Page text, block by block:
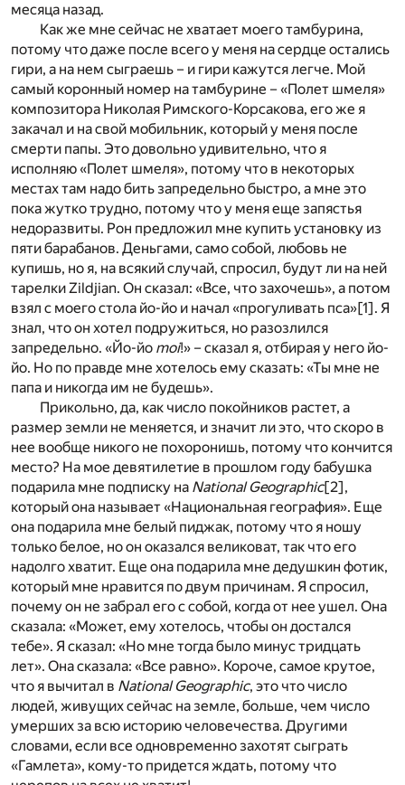
месяца назад.
Как же мне сейчас не хватает моего тамбурина,
потому что даже после всего у меня на сердце остались
гири, а на нем сыграешь – и гири кажутся легче. Мой
самый коронный номер на тамбурине – «Полет шмеля»
композитора Николая Римского-Корсакова, его же я
закачал и на свой мобильник, который у меня после
смерти папы. Это довольно удивительно, что я
исполняю «Полет шмеля», потому что в некоторых
местах там надо бить запредельно быстро, а мне это
пока жутко трудно, потому что у меня еще запястья
недоразвиты. Рон предложил мне купить установку из
пяти барабанов. Деньгами, само собой, любовь не
купишь, но я, на всякий случай, спросил, будут ли на ней
тарелки Zildjian. Он сказал: «Все, что захочешь», а потом
взял с моего стола йо-йо и начал «прогуливать пса»[1] . Я
знал, что он хотел подружиться, но разозлился
запредельно. «Йо-йо moi!» – сказал я, отбирая у него йо-
йо. Но по правде мне хотелось ему сказать: «Ты мне не
папа и никогда им не будешь».
Прикольно, да, как число покойников растет, а
размер земли не меняется, и значит ли это, что скоро в
нее вообще никого не похоронишь, потому что кончится
место? На мое девятилетие в прошлом году бабушка
подарила мне подписку на National Geographic[2] ,
который она называет «Национальная география». Еще
она подарила мне белый пиджак, потому что я ношу
только белое, но он оказался великоват, так что его
надолго хватит. Еще она подарила мне дедушкин фотик,
который мне нравится по двум причинам. Я спросил,
почему он не забрал его с собой, когда от нее ушел. Она
сказала: «Может, ему хотелось, чтобы он достался
тебе». Я сказал: «Но мне тогда было минус тридцать
лет». Она сказала: «Все равно». Короче, самое крутое,
что я вычитал в National Geographic, это что число
людей, живущих сейчас на земле, больше, чем число
умерших за всю историю человечества. Другими
словами, если все одновременно захотят сыграть
«Гамлета», кому-то придется ждать, потому что